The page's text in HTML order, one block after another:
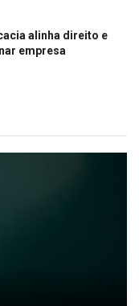
alinha direito e
empresa